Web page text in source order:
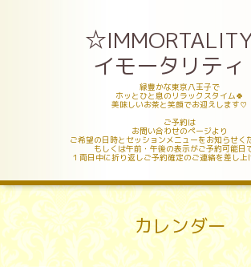
イモータリティ
緑豊かな東京八王子で
ホッとひと息のリラックスタイム🍀
美味しいお茶と笑顔でお迎えします♡
ご予約は
お問い合わせのページより
ご希望の日時とセッションメニューをお知らせ
もしくは午前・午後の表示がご予約可能日
１両日中に折り返しご予約確定のご連絡を差し上
カレンダー